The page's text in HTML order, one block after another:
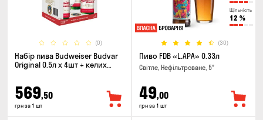
(0)
Набір пива Budweiser Budvar
Original 0.5л х 4шт + келих
569,50
грн за 1 шт
Щільність
12 %
(30)
Пиво FDB «L.APA» 0.33л
Світле, Нефільтроване, 5°
49,00
грн за 1 шт